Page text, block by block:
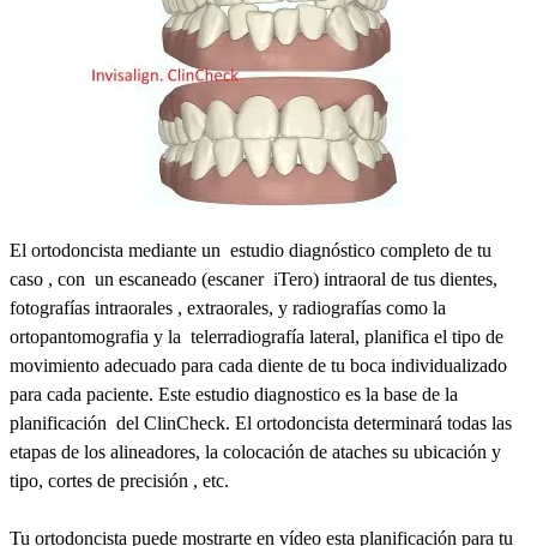
El ortodoncista mediante un estudio diagnóstico completo de tu
caso , con un escaneado (escaner iTero) intraoral de tus dientes,
fotografías intraorales , extraorales, y radiografías como la
ortopantomografia y la telerradiografía lateral, planifica el tipo de
movimiento adecuado para cada diente de tu boca individualizado
para cada paciente. Este estudio diagnostico es la base de la
planificación del ClinCheck. El ortodoncista determinará todas las
etapas de los alineadores, la colocación de ataches su ubicación y
tipo, cortes de precisión , etc.
Tu ortodoncista puede mostrarte en vídeo esta planificación para tu